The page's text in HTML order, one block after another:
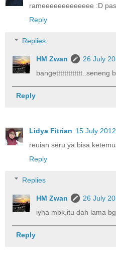
rameeeeeeeeeeeee :D
Reply
Replies
HM Zwan
26 July
bangettttttttttttt..seneng
Reply
Lidya Fitrian 15 July
reuian seru ya bisa
Reply
Replies
HM Zwan
26 July
iyha mbk,itu dah lama
Reply